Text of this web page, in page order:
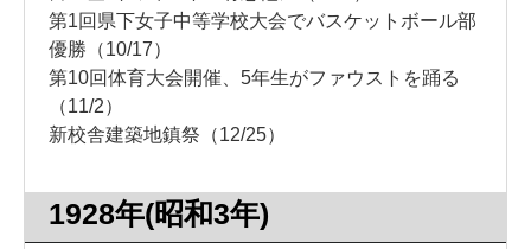
第1回県下女子中等学校大会でバスケットボール部
優勝（10/17）
第10回体育大会開催、5年生がファウストを踊る
（11/2）
新校舎建築地鎮祭（12/25）
1928年(昭和3年)